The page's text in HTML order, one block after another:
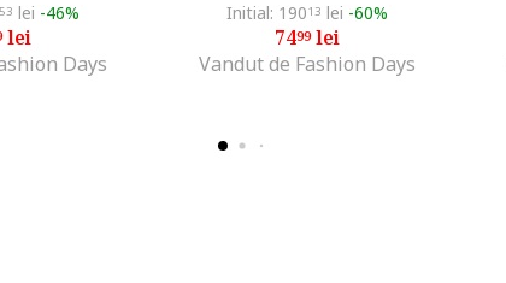
53 lei -46%
lei
Days
Initial: 19013 lei -60%
7499lei
Vandut de Fashion Days